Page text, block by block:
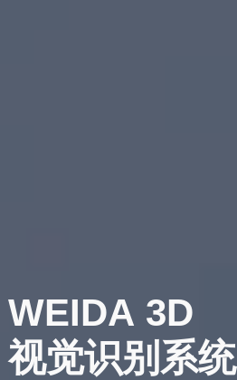
WEIDA 3D
视觉识别系统